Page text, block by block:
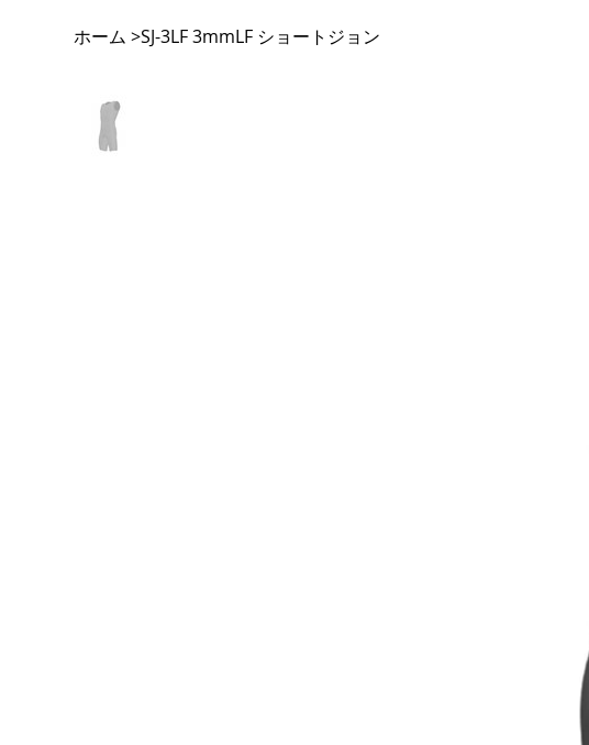
ホーム >SJ-3LF 3mmLF ショートジョン